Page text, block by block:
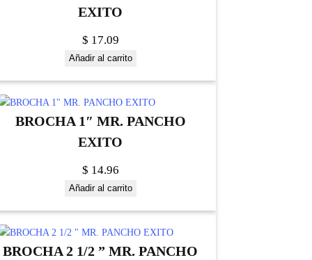
EXITO
$ 17.09
Añadir al carrito
BROCHA 1″ MR. PANCHO
EXITO
$ 14.96
Añadir al carrito
BROCHA 2 1/2 ” MR. PANCHO